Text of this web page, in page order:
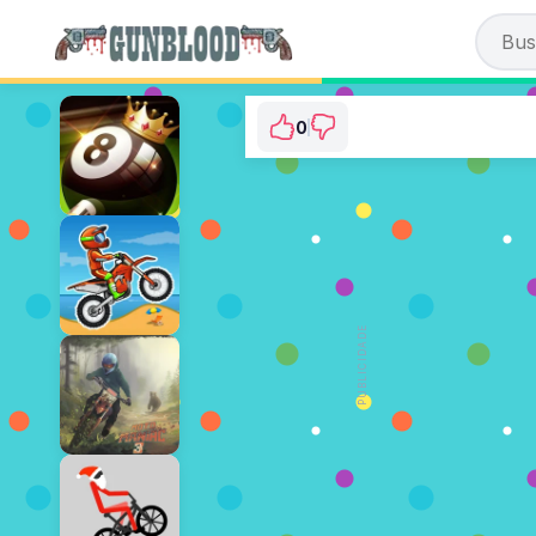
⭐ Ainda não foi votado. (0
JOGAR AGORA
0
PUBLICIDADE